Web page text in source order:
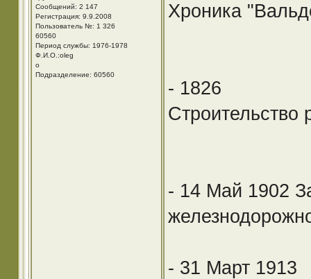
Сообщений: 2 147
Регистрация: 9.9.2008
Пользователь №: 1 326
60560
Период службы: 1976-1978
Ф.И.О.:oleg
o
Подразделение: 60560
Хроника
- 1826
Строительство
- 14 Май 1902
- 31 Март 1913